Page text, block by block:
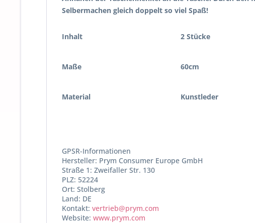
Selbermachen gleich doppelt so viel Spaß!
Inhalt 2 Stücke
Maße 60cm
Material Kunstleder
GPSR-Informationen
Hersteller: Prym Consumer Europe GmbH
Straße 1: Zweifaller Str. 130
PLZ: 52224
Ort: Stolberg
Land: DE
Kontakt: vertrieb@prym.com
Website: www.prym.com